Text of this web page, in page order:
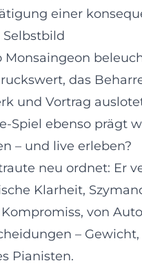
einer
das
und Vortrag
Spiel ebenso prägt
– und live erleben?
neu ordnet: Er
Klarheit,
von
–
Pianisten.